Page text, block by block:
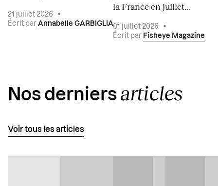
21 juillet 2026
•
Écrit par Annabelle GARBIGLIA
la France en juillet...
01 juillet 2026
•
Écrit par Fisheye Magazine
Nos derniers articles
Voir tous les articles